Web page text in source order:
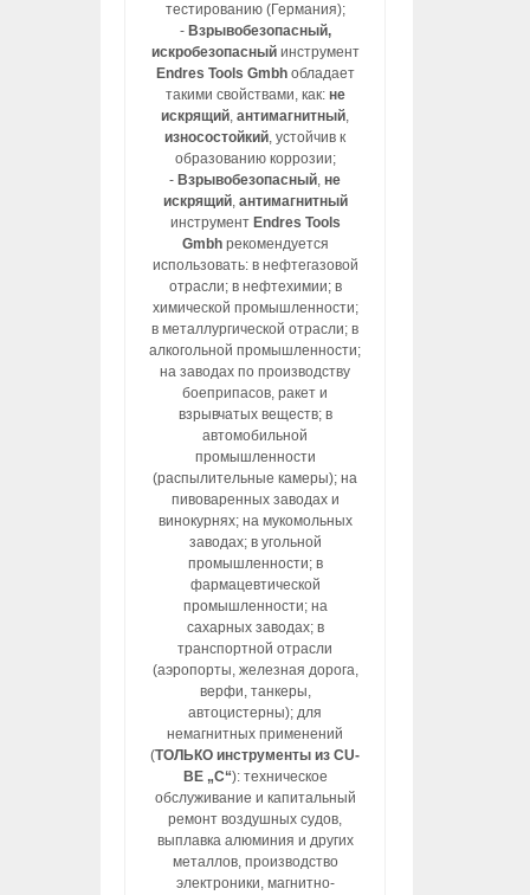
тестированию (Германия);
- Взрывобезопасный,
искробезопасныйинструмент
Endres Tools Gmbhобладает
такими свойствами, как: не
искрящий,антимагнитный,
износостойкий, устойчив к
образованию коррозии;
- Взрывобезопасный,не
искрящий, антимагнитный
инструмент Endres Tools
Gmbhрекомендуется
использовать: в нефтегазовой
отрасли; в нефтехимии; в
химической промышленности;
в металлургической отрасли; в
алкогольной промышленности;
на заводах по производству
боеприпасов, ракет и
взрывчатых веществ; в
автомобильной
промышленности
(распылительные камеры); на
пивоваренных заводах и
винокурнях; на мукомольных
заводах; в угольной
промышленности; в
фармацевтической
промышленности; на
сахарных заводах; в
транспортной отрасли
(аэропорты, железная дорога,
верфи, танкеры,
автоцистерны); для
немагнитных применений
(ТОЛЬКО инструменты из CU-
BE „C“): техническое
обслуживание и капитальный
ремонт воздушных судов,
выплавка алюминия и других
металлов, производство
электроники, магнитно-